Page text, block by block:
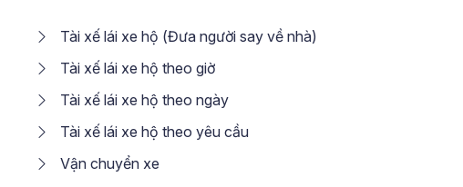
Tài xế lái xe hộ (Đưa người say về nhà)
Tài xế lái xe hộ theo giờ
Tài xế lái xe hộ theo ngày
Tài xế lái xe hộ theo yêu cầu
Vận chuyển xe